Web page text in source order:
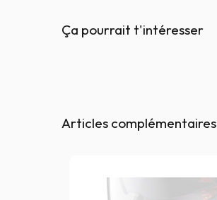
Ça pourrait t'intéresser
Articles complémentaires